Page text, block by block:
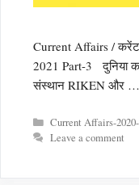
Current Affairs /
2021 Part-3 दुनिया
संस्थान RIKEN और …
Categories
Current Affairs-
Leave a comment